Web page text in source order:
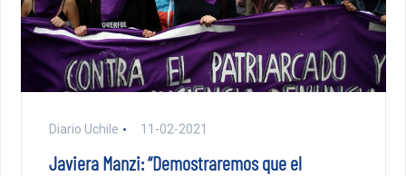
Diario Uchile 11-02-2021
Javiera Manzi: “Demostraremos que el